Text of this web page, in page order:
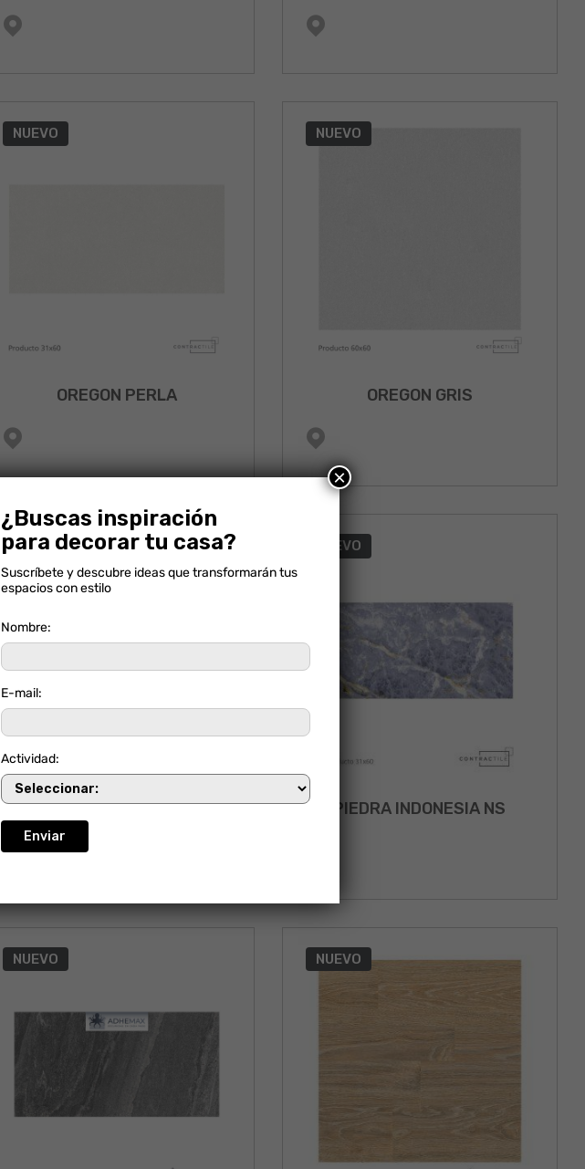
NUEVO
OREGON PERLA
NUEVO
OREGON GRIS
NUEVO
FACHADA GRATAMIRA GRIS
NUEVO
PIEDRA INDONESIA NS
NUEVO NUEVO
¿Buscas inspiración
para decorar tu casa?
Suscríbete y descubre ideas que transformarán tus
espacios con estilo
Nombre:
E-mail:
Actividad:
×